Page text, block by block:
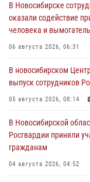
В Новосибирске
оказали содействие
человека и
06 августа 2026, 06:31
В новосибирском
выпуск сотрудников
05 августа 2026, 08:14
В Новосибирской
Росгвардии приняли
гражданам
04 августа 2026, 04:52